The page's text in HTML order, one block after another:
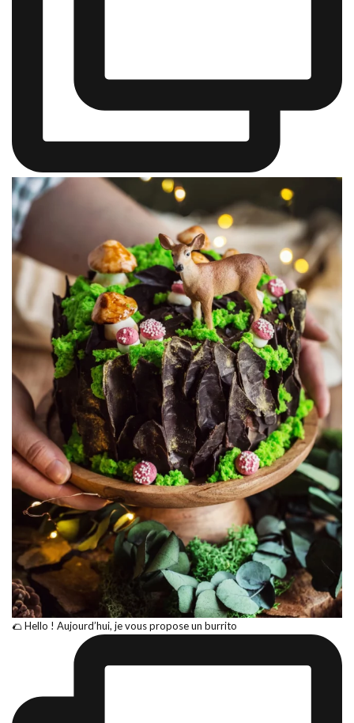
🌮 Hello ! Aujourd’hui, je vous propose un burrito